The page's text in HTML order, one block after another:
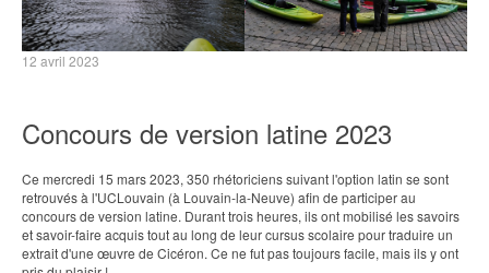
12 avril 2023
Concours de version latine 2023
Ce mercredi 15 mars 2023, 350 rhétoriciens suivant l'option latin se sont
retrouvés à l'UCLouvain (à Louvain-la-Neuve) afin de participer au
concours de version latine. Durant trois heures, ils ont mobilisé les savoirs
et savoir-faire acquis tout au long de leur cursus scolaire pour traduire un
extrait d'une œuvre de Cicéron. Ce ne fut pas toujours facile, mais ils y ont